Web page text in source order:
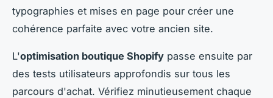
typographies et mises en page pour créer une
cohérence parfaite avec votre ancien site.
L'optimisation boutique Shopify passe ensuite par
des tests utilisateurs approfondis sur tous les
parcours d'achat. Vérifiez minutieusement chaque